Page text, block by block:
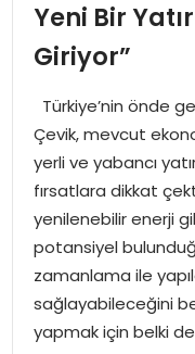
SPOR
TEKNOLOJI
SAĞLIK
MAGAZIN
YAŞAM
Yeni Bir
Giriyor”
Türkiye’nin önde
Çevik, mevcut
yerli ve yabancı
fırsatlara dikkat
yenilenebilir enerji
potansiyel
zamanlama ile
sağlayabileceğini
yapmak için belki de